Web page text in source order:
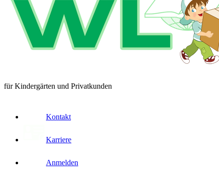
für Kindergärten und Privatkunden
Kontakt
Karriere
Anmelden